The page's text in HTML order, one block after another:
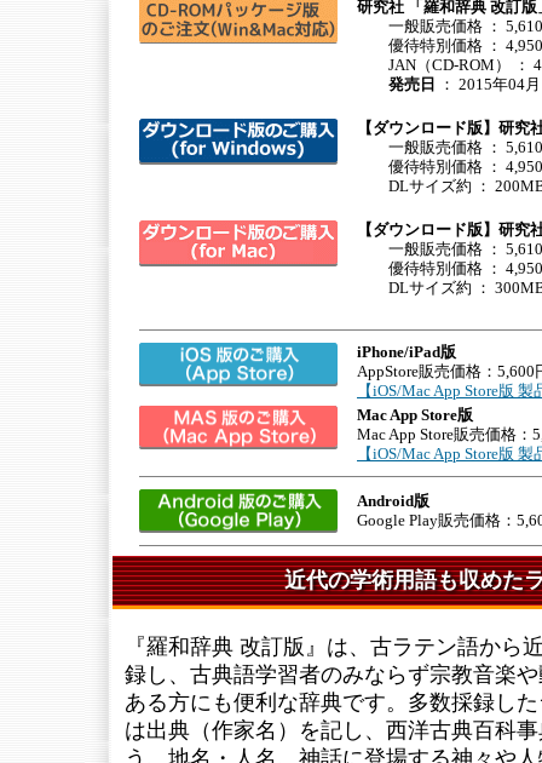
研究社 「羅和辞典 改訂版
一般販売価格 ：
優待特別価格 ： 4,950
JAN（CD-ROM） ：
発売日
： 2015年04
【ダウンロード版】研
一般販売価格 ：
優待特別価格 ： 4,950
DLサイズ約 ：
【ダウンロード版】研究
一般販売価格 ：
優待特別価格 ： 4,950
DLサイズ約 ：
iPhone/iPad版
AppStore販売価格：5,600
【iOS/Mac App Store版
Mac App Store版
Mac App Store販売価格：
【iOS/Mac App Store版
Android版
Google Play販売価格：
近代の学術用語も収めた
『羅和辞典 改訂版』は、古ラテン語から
録し、古典語学習者のみならず宗教音楽
ある方にも便利な辞典です。多数採録し
は出典（作家名）を記し、西洋古典百科
う、地名・人名、神話に登場する神々や